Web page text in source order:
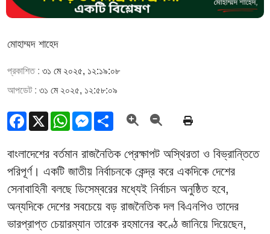
মোহাম্মদ শাহেদ
প্রকাশিত : ৩১ মে ২০২৫, ১২:১৯:০৮
আপডেট : ৩১ মে ২০২৫, ১২:৫৮:০৯
Facebook
X WhatsAppMessenger
Share
বাংলাদেশের বর্তমান রাজনৈতিক প্রেক্ষাপট অস্থিরতা ও বিভ্রান্তিতে
পরিপূর্ণ। একটি জাতীয় নির্বাচনকে কেন্দ্র করে একদিকে দেশের
সেনাবাহিনী বলছে ডিসেম্বরের মধ্যেই নির্বাচন অনুষ্ঠিত হবে,
অন্যদিকে দেশের সবচেয়ে বড় রাজনৈতিক দল বিএনপিও তাদের
ভারপ্রাপ্ত চেয়ারম্যান তারেক রহমানের কণ্ঠে জানিয়ে দিয়েছেন,